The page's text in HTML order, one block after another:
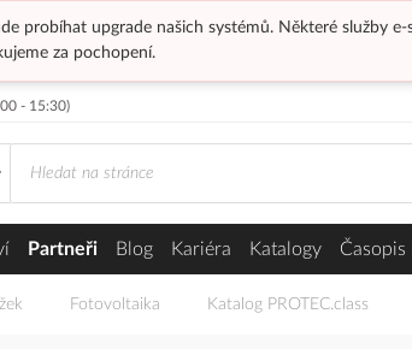
probíhat upgrade našich systémů. Některé služby
za pochopení.
- 15:30)
Partneři Blog Kariéra Katalogy Časopis
Fotovoltaika Katalog PROTEC.class